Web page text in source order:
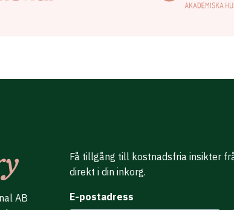
AB
Få tillgång till kostnadsfria insikter
direkt i din inkorg.
E-postadress